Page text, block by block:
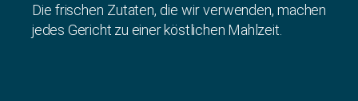
Die frischen Zutaten, die wir verwenden, machen
jedes Gericht zu einer köstlichen Mahlzeit.